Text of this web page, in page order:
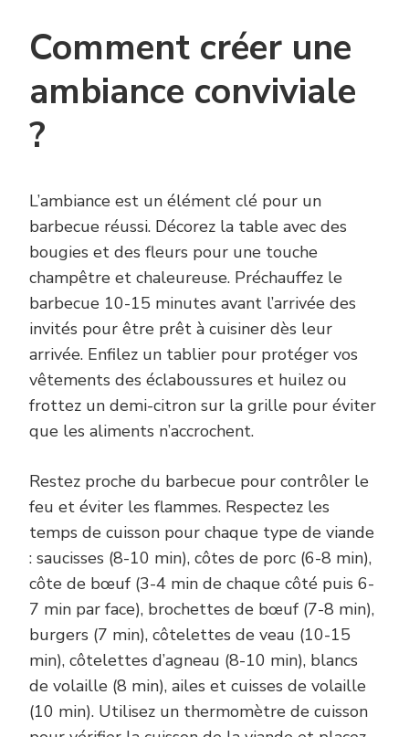
Comment créer une
ambiance conviviale
?
L’ambiance est un élément clé pour un
barbecue réussi. Décorez la table avec des
bougies et des fleurs pour une touche
champêtre et chaleureuse. Préchauffez le
barbecue 10-15 minutes avant l’arrivée des
invités pour être prêt à cuisiner dès leur
arrivée. Enfilez un tablier pour protéger vos
vêtements des éclaboussures et huilez ou
frottez un demi-citron sur la grille pour éviter
que les aliments n’accrochent.
Restez proche du barbecue pour contrôler le
feu et éviter les flammes. Respectez les
temps de cuisson pour chaque type de viande
: saucisses (8-10 min), côtes de porc (6-8 min),
côte de bœuf (3-4 min de chaque côté puis 6-
7 min par face), brochettes de bœuf (7-8 min),
burgers (7 min), côtelettes de veau (10-15
min), côtelettes d’agneau (8-10 min), blancs
de volaille (8 min), ailes et cuisses de volaille
(10 min). Utilisez un thermomètre de cuisson